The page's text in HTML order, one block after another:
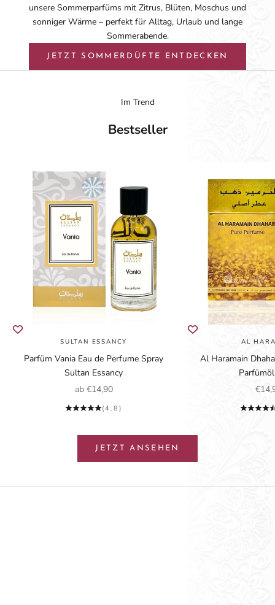
unsere Sommerparfüms mit Zitrus, Blüten, Moschus und
sonniger Wärme – perfekt für Alltag, Urlaub und lange
Sommerabende.
JETZT SOMMERDÜFTE ENTDECKEN
Im Trend
Bestseller
SULTAN ESSANCY
Parfüm Vania Eau de Perfume Spray
Sultan Essancy
Angebot
ab €14,90
(4.8)
AL
Al Haramain
JETZT ANSEHEN